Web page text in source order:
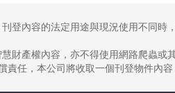
登內容的法定用途與現況使用不同
財產權內容，亦不得使用網路爬蟲
任，本公司將收取一個刊登物件內